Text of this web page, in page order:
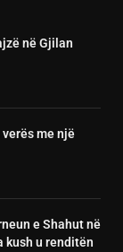
në Gjilan
me një
e Shahut në
kush u renditën